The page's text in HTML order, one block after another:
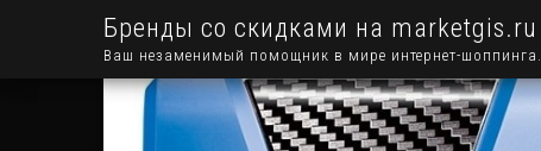
Бренды со скидками на marketgis.ru
Ваш незаменимый помощник в мире интернет-шоппинга.